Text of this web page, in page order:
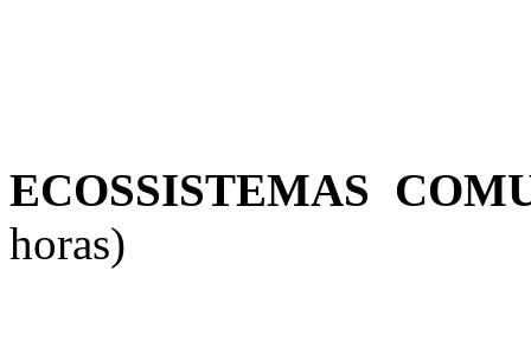
ECOSSISTEMAS
horas)